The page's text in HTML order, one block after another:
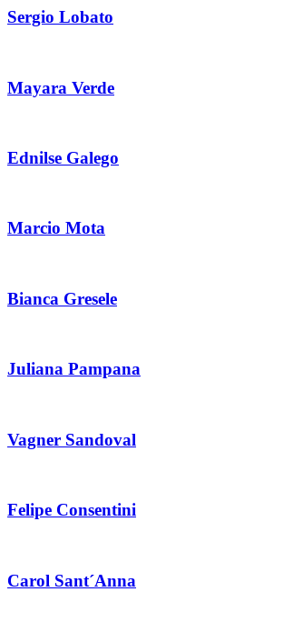
Sergio Lobato
Mayara Verde
Ednilse Galego
Marcio Mota
Bianca Gresele
Juliana Pampana
Vagner Sandoval
Felipe Consentini
Carol Sant´Anna